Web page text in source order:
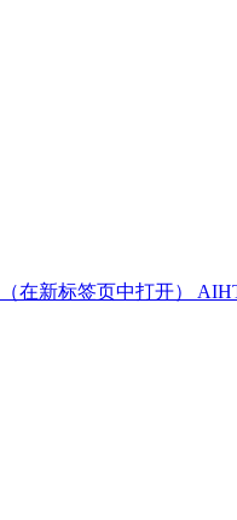
（在新标签页中打开）